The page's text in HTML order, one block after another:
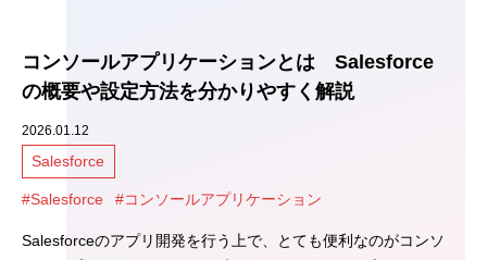
コンソールアプリケーションとは Salesforce
の概要や設定方法を分かりやすく解説
2026.01.12
Salesforce
#Salesforce #コンソールアプリケーション
Salesforceのアプリ開発を行う上で、とても便利なのがコンソ